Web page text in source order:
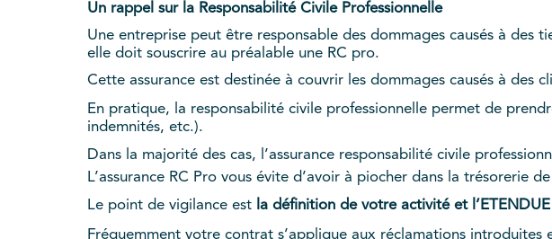
Un rappel sur la Responsabilité Civile Professionnelle
Une entreprise peut être responsable des dommages causés à des
elle doit souscrire au préalable une RC pro.
Cette assurance est destinée à couvrir les dommages causés à des
En pratique, la responsabilité civile professionnelle permet de
indemnités, etc.).
Dans la majorité des cas, l’assurance responsabilité civile
L’assurance RC Pro vous évite d’avoir à piocher dans la trésorerie
Le point de vigilance est la définition de votre activité et l’ETENDUE
Fréquemment votre contrat s’applique aux réclamations introduites